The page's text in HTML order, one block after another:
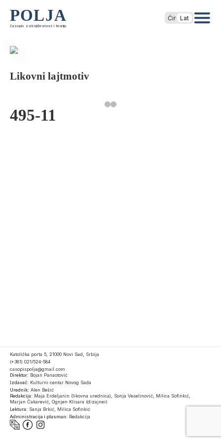
POLJA
časopis za književnost i teoriju
Ćir Lat
Likovni lajtmotiv
495-11
Katolička porta 5, 21000 Novi Sad, Srbija
(+381) 021/524-584
casopispolja@gmail.com
Direktor: Bojan Panaotović
Izdavač: Kulturni centar Novog Sada
Urednik: Alen Bešić
Redakcija: Maja Erdeljanin (likovna urednica), Sonja Veselinović, Milica Sofinkić,
Marjan Čakarević, Ognjen Klisara (dizajner)
Lektura: Sanja Brkić, Milica Sofinkić
Administracija i plasman: Redakcija